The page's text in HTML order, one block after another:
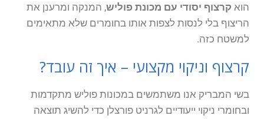
הוא קרצוף יסודי עם מכונת פוליש, המנקה ומרענן את
הריצוף בלי לנסות לצפות אותו בחומרים שלא מתאימים
למשטח כזה.
קרצוף וניקוי מקצועי – איך זה עובד?
בשי המבריק אנו משתמשים במכונות פוליש מתקדמות
ובחומרי ניקוי ייעודיים לגרניט פורצלן כדי להשיג תוצאה